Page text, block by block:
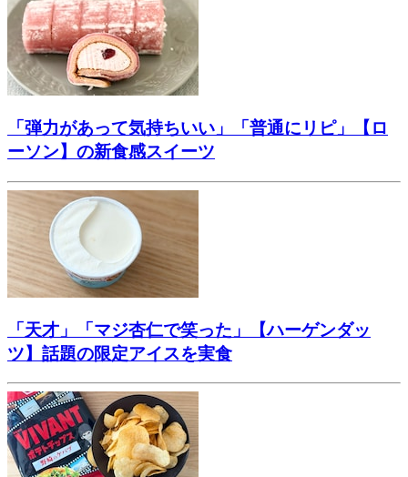
「弾力があって気持ちいい」「普通にリピ」【ロ
ーソン】の新食感スイーツ
「天才」「マジ杏仁で笑った」【ハーゲンダッ
ツ】話題の限定アイスを実食